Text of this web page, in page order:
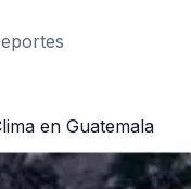
en Guatemala